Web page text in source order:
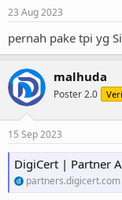
23 Aug 2023
pernah pake tpi yg
malhuda
Poster 2.0
15 Sep 2023
DigiCert | Partner
partners.digicert.com